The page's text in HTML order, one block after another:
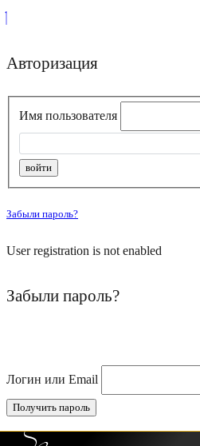
Авторизация
Имя пользователя
Забыли пароль?
User registration is not enabled
Забыли пароль?
Логин или Email